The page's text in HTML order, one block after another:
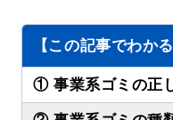
【この記事でわか
① 事業系ゴミの正